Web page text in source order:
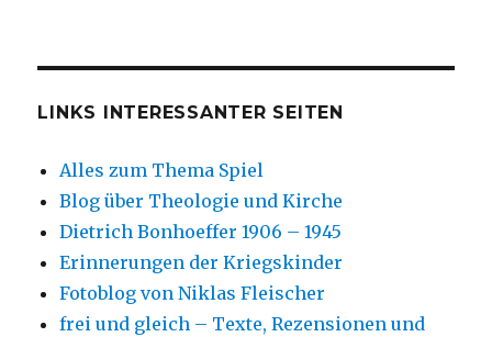
LINKS INTERESSANTER SEITEN
Alles zum Thema Spiel
Blog über Theologie und Kirche
Dietrich Bonhoeffer 1906 – 1945
Erinnerungen der Kriegskinder
Fotoblog von Niklas Fleischer
frei und gleich – Texte, Rezensionen und